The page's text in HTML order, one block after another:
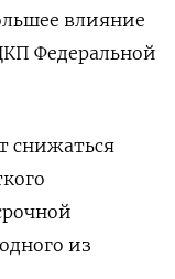
влияние
Федеральной
снижаться
из